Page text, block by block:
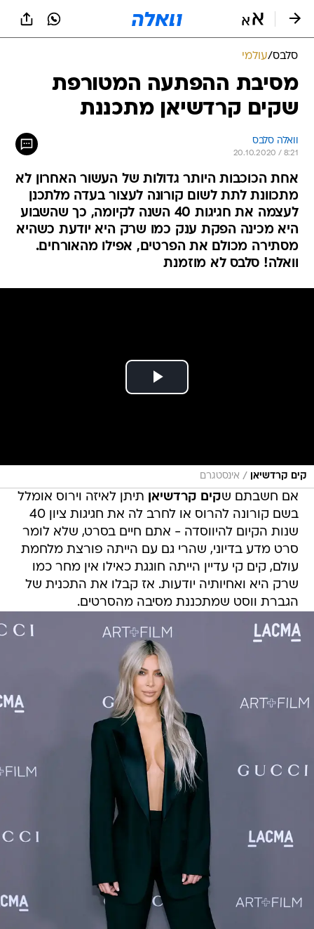
סלבס/עולמי
מסיבת ההפתעה המטורפת
שקים קרדשיאן מתכננת
וואלה סלבס
20.10.2020 / 8:21
אחת הכוכבות היותר גדולות של העשור האחרון לא
מתכוונת לתת לשום קורונה לעצור בעדה מלתכנן
לעצמה את חגיגות 40 השנה לקיומה, כך שהשבוע
היא מכינה הפקת ענק כמו שרק היא יודעת כשהיא
מסתירה מכולם את הפרטים, אפילו מהאורחים.
וואלה! סלבס לא מוזמנת
קים קרדשיאן / אינסטגרם
אם חשבתם שקים קרדשיאן תיתן לאיזה וירוס אומלל
בשם קורונה להרוס או לחרב לה את חגיגות ציון 40
שנות הקיום להיווסדה - אתם חיים בסרט, שלא לומר
סרט מדע בדיוני, שהרי גם עם הייתה פורצת מלחמת
עולם, קים קי עדיין הייתה חוגגת כאילו אין מחר כמו
שרק היא ואחיותיה יודעות. אז קבלו את התכנית של
הגברת ווסט שמתכננת מסיבה מהסרטים.